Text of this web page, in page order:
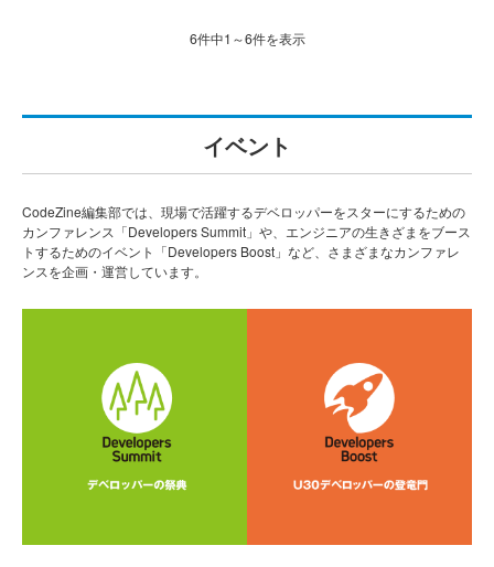
6件中1～6件を表示
イベント
CodeZine編集部では、現場で活躍するデベロッパーをスターにするための
カンファレンス「Developers Summit」や、エンジニアの生きざまをブース
トするためのイベント「Developers Boost」など、さまざまなカンファレ
ンスを企画・運営しています。